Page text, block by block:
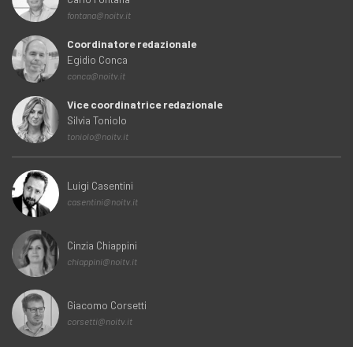
fontana@noitv.it
Coordinatore redazionale
Egidio Conca
conca@noitv.it
Vice coordinatrice redazionale
Silvia Toniolo
toniolo@noitv.it
Luigi Casentini
casentini@noitv.it
Cinzia Chiappini
chiappini@noitv.it
Giacomo Corsetti
corsetti@noitv.it